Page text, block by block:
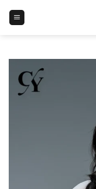
content